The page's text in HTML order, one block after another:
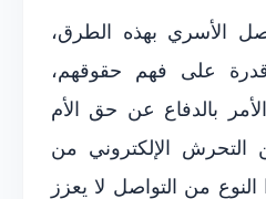
الأسري بهذه الطرق،
على فهم حقوقهم،
بالدفاع عن حق الأم
التحرش الإلكتروني من
من التواصل لا يعزز